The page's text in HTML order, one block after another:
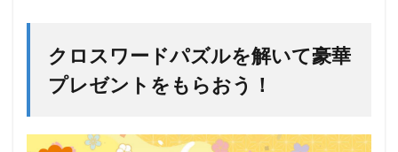
クロスワードパズルを解いて豪華
プレゼントをもらおう！